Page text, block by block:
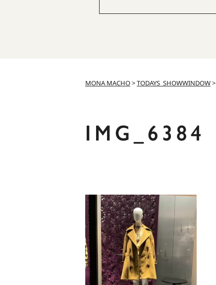
MONA MACHO>TODAYS_SHOWWINDOW>
IMG_6384